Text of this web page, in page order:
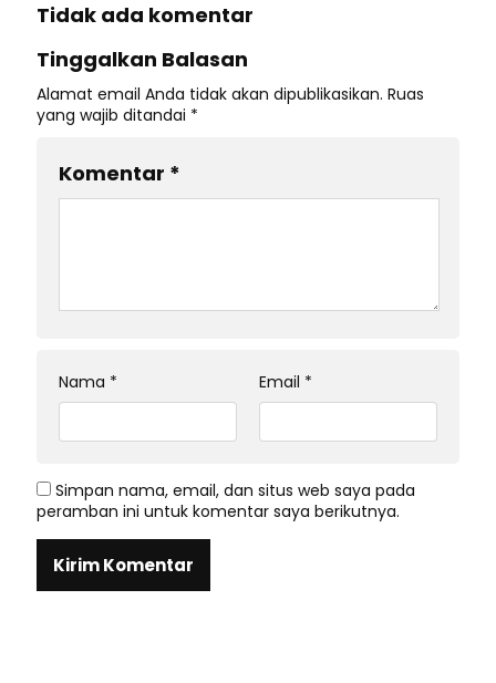
Tidak ada komentar
Tinggalkan Balasan
Alamat email Anda tidak akan dipublikasikan. Ruas
yang wajib ditandai *
Komentar *
Nama * Email *
Simpan nama, email, dan situs web saya pada
peramban ini untuk komentar saya berikutnya.